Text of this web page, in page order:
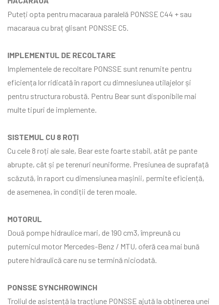
Puteți opta pentru macaraua paralelă PONSSE C44 + sau
macaraua cu braț glisant PONSSE C5.
IMPLEMENTUL DE RECOLTARE
Implementele de recoltare PONSSE sunt renumite pentru
eficiența lor ridicată în raport cu dimnesiunea utilajelor și
pentru structura robustă. Pentru Bear sunt disponibile mai
multe tipuri de implemente.
SISTEMUL CU 8 ROȚI
Cu cele 8 roți ale sale, Bear este foarte stabil, atât pe pante
abrupte, cât și pe terenuri neuniforme. Presiunea de suprafață
scăzută, în raport cu dimensiunea mașinii, permite eficiență,
de asemenea, în condiții de teren moale.
MOTORUL
Două pompe hidraulice mari, de 190 cm3, împreună cu
puternicul motor Mercedes-Benz / MTU, oferă cea mai bună
putere hidraulică care nu se termină niciodată.
PONSSE SYNCHROWINCH
Troliul de asistență la tracțiune PONSSE ajută la obținerea unei